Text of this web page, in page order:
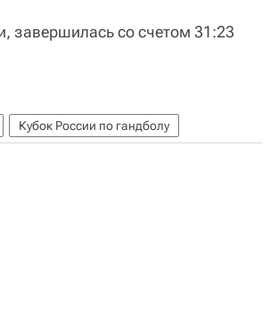
завершилась со счетом 31:23
Кубок России по гандболу